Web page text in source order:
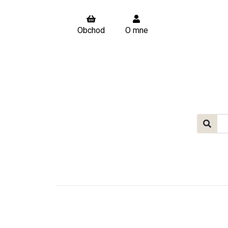
Obchod O mne